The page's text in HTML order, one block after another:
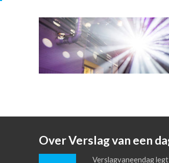
Over Verslag van een
Verslagvaneendag